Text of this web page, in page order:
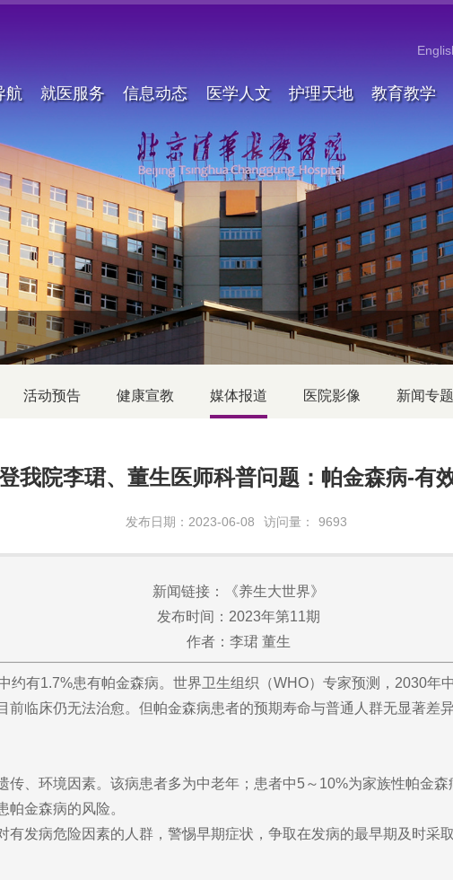
航 就医服务 信息动态 医学人文 护理天地 教育教学
活动预告 健康宣教 媒体报道 医院影像 新闻专题
我院李珺、董生医师科普问题：帕金森病-有
发布日期：2023-06-08 访问量： 9693
新闻链接：《养生大世界》
发布时间：2023年第11期
作者：李珺 董生
1.7%患有帕金森病。世界卫生组织（WHO）专家预测，2030年中
床仍无法治愈。但帕金森病患者的预期寿命与普通人群无显著差
环境因素。该病患者多为中老年；患者中5～10%为家族性帕金森
金森病的风险。
病危险因素的人群，警惕早期症状，争取在发病的最早期及时采